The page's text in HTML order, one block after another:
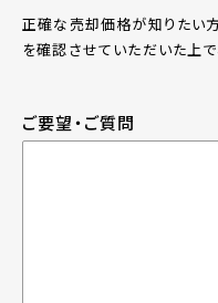
正確な売却価格が知りたい
を確認させていただいた上で
ご要望・ご質問